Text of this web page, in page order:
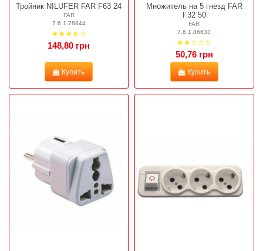
Тройник NILUFER FAR F63 24
FAR
7.6.1.78844
148,80 грн
Купить
Множитель на 5 гнезд FAR
F32 50
FAR
7.6.1.86633
50,76 грн
Купить